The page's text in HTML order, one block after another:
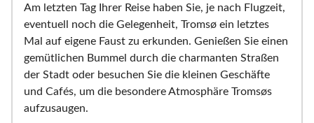
Am letzten Tag Ihrer Reise haben Sie, je nach Flugzeit,
eventuell noch die Gelegenheit, Tromsø ein letztes
Mal auf eigene Faust zu erkunden. Genießen Sie einen
gemütlichen Bummel durch die charmanten Straßen
der Stadt oder besuchen Sie die kleinen Geschäfte
und Cafés, um die besondere Atmosphäre Tromsøs
aufzusaugen.